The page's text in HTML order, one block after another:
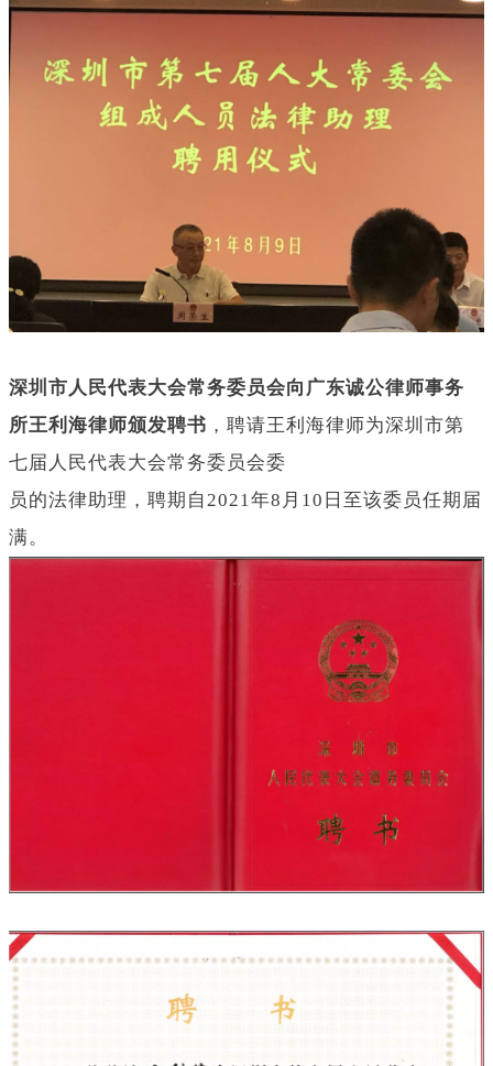
深圳市人民代表大会常务委员会向广东诚公律师事务
所王利海律师颁发聘书 ，聘请王利海律师为深圳市第
七届人民代表大会常务委员会委
员的法律助理，聘期自 2021年8月10日至该委员任期届
满。